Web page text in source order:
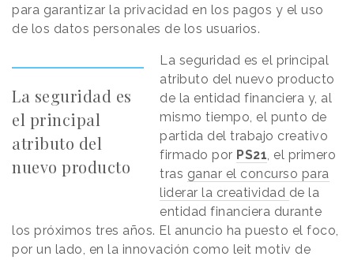
para garantizar la privacidad en los pagos y el uso
de los datos personales de los usuarios.
La seguridad es
el principal
atributo del
nuevo producto
La seguridad es el principal
atributo del nuevo producto
de la entidad financiera y, al
mismo tiempo, el punto de
partida del trabajo creativo
firmado por PS21, el primero
tras ganar el concurso para
liderar la creatividad de la
entidad financiera durante
los próximos tres años. El anuncio ha puesto el foco,
por un lado, en la innovación como leit motiv de